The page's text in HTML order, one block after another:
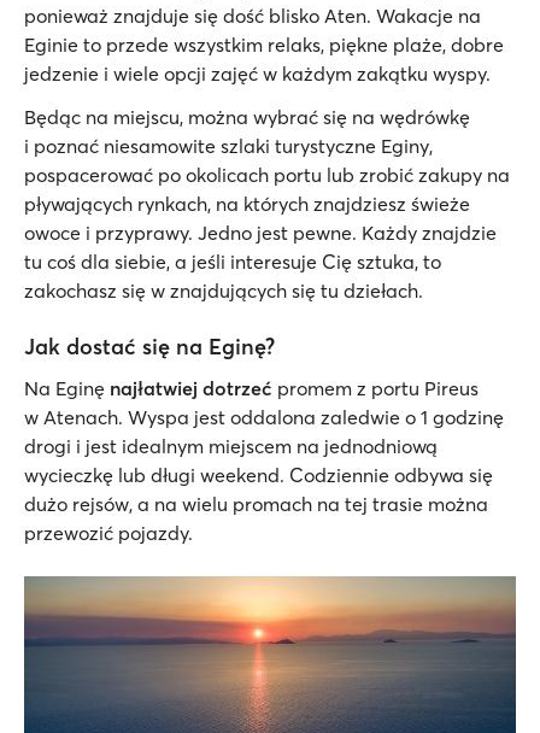
ponieważ znajduje się dość blisko Aten. Wakacje na
Eginie to przede wszystkim relaks, piękne plaże, dobre
jedzenie i wiele opcji zajęć w każdym zakątku wyspy.
Będąc na miejscu, można wybrać się na wędrówkę
i poznać niesamowite szlaki turystyczne Eginy,
pospacerować po okolicach portu lub zrobić zakupy na
pływających rynkach, na których znajdziesz świeże
owoce i przyprawy. Jedno jest pewne. Każdy znajdzie
tu coś dla siebie, a jeśli interesuje Cię sztuka, to
zakochasz się w znajdujących się tu dziełach.
Jak dostać się na Eginę?
Na Eginę najłatwiej dotrzeć promem z portu Pireus
w Atenach. Wyspa jest oddalona zaledwie o 1 godzinę
drogi i jest idealnym miejscem na jednodniową
wycieczkę lub długi weekend. Codziennie odbywa się
dużo rejsów, a na wielu promach na tej trasie można
przewozić pojazdy.